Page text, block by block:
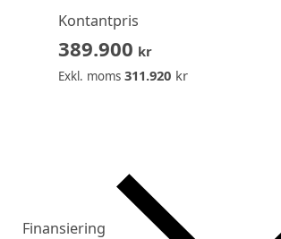
Kontantpris
389.900 kr
Exkl. moms 311.920kr
Finansiering